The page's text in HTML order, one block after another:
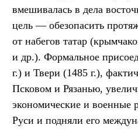
вмешивалась в дела
цель — обезопасить
от набегов татар
и др.). Формальное
г.) и Твери (1485 г.),
Псковом и Рязанью,
экономические и военные
Руси и подняли его